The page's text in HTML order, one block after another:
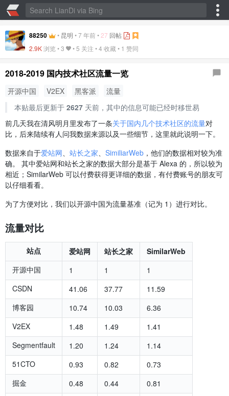
88250 • 昆明 •7 年前• 27 回帖
2.9K浏览 •3 • 5 关注 •4 收藏 • 1 赞同
2018-2019 国内技术社区流量一览
开源中国 V2EX 黑客派
流量
本贴最后更新于 2627天前，其中的信息可能已经时移世易
前几天我在清风明月里发布了一条关于国内几个技术社区的流量对
比，后来陆续有人问我数据来源以及一些细节，这里就此说明一下。
数据来自于爱站网、 站长之家、 SimiliarWeb ，他们的数据相对较为准
确。 其中爱站网和站长之家的数据大部分是基于 Alexa 的，所以较为
相近；SimilarWeb 可以付费获得更详细的数据，有付费账号的朋友可
以仔细看看。
为了方便对比，我们以开源中国为流量基准（记为 1）进行对比。
流量对比
站点 爱站网 站长之家
SimilarWeb
开源中国
1 1
1
CSDN
41.06 37.77
11.59
博客园
10.74 10.03
6.36
V2EX
1.48 1.49
1.41
Segmentfault
1.20 1.24
1.14
51CTO
0.93 0.82
0.73
掘金
0.48 0.44
0.81